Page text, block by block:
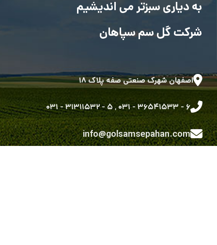
به دیاری سبزتر می اندیشیم
شرکت گل سم سپاهان
اصفهان شهرک صنعتی صفه پلاک ۱۸
۶ - ۳۶۵۴۱۵۳۳ - ۰۳۱ ,۵ - ۳۱۳۱۱۵۳۲ - ۰۳۱
info@golsamsepahan.com